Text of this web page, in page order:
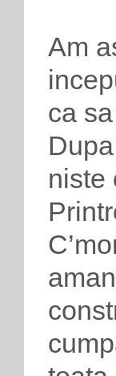
Am
ca
niste